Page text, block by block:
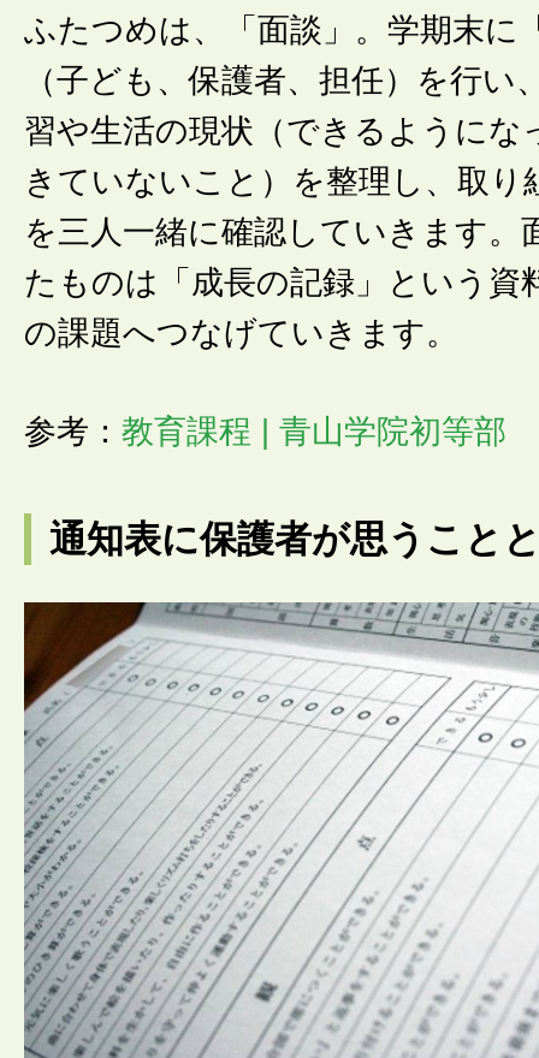
ふたつめは、「面談」。学期末に
（子ども、保護者、担任）を行い
習や生活の現状（できるようにな
きていないこと）を整理し、取り
を三人一緒に確認していきます。
たものは「成長の記録」という資
の課題へつなげていきます。
参考： 教育課程 | 青山学院初等部
通知表に保護者が思うこと